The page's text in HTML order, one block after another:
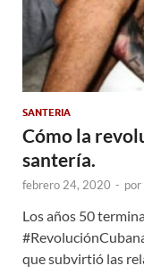
SANTERIA
Cómo la
santería.
febrero 24, 2020 - por
Los años 50
que subvirtió las